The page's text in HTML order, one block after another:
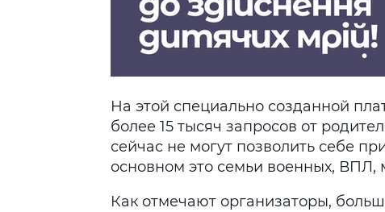
На этой специально созданной
более 15 тысяч запросов от
сейчас не могут позволить себе
основном это семьи военных, ВПЛ,
Как отмечают организаторы,